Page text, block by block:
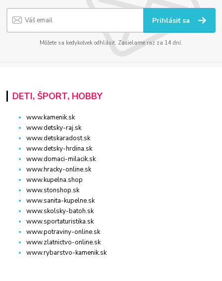
Prihlásiť sa
Môžete sa kedykoľvek odhlásiť. Zasielame raz za 14 dní.
DETI, ŠPORT, HOBBY
www.kamenik.sk
www.detsky-raj.sk
www.detskaradost.sk
www.detsky-hrdina.sk
www.domaci-milacik.sk
www.hracky-online.sk
www.kupelna.shop
www.stonshop.sk
www.sanita-kupelne.sk
www.skolsky-batoh.sk
www.sportaturistika.sk
www.potraviny-online.sk
www.zlatnictvo-online.sk
www.rybarstvo-kamenik.sk